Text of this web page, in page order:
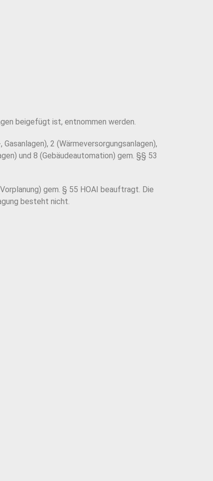
beigefügt ist, entnommen werden.
2 (Wärmeversorgungsanlagen),
und 8 (Gebäudeautomation) gem. §§ 53
gem. § 55 HOAI beauftragt. Die
besteht nicht.